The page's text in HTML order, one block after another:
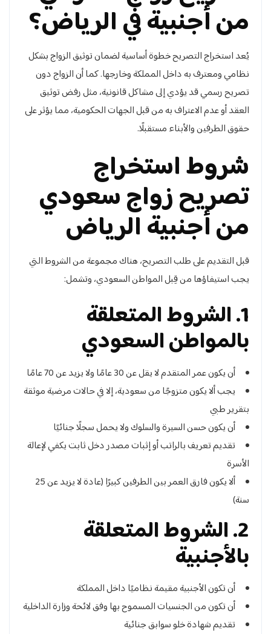
من أجنبية في الرياض؟
يُعد استخراج التصريح خطوة أساسية لضمان توثيق الزواج بشكل
نظامي ومعترف به داخل المملكة وخارجها. كما أن الزواج دون
تصريح رسمي قد يؤدي إلى مشاكل قانونية، مثل رفض توثيق
العقد أو عدم الاعتراف به من قبل الجهات الحكومية، مما يؤثر على
حقوق الطرفين والأبناء مستقبلًا.
شروط استخراج
تصريح زواج سعودي
من أجنبية الرياض
قبل التقديم على طلب التصريح، هناك مجموعة من الشروط التي
يجب استيفاؤها من قِبل المواطن السعودي، وتشمل:
1. الشروط المتعلقة
بالمواطن السعودي
أن يكون عمر المتقدم لا يقل عن 30 عامًا ولا يزيد عن 70 عامًا
يجب ألا يكون متزوجًا من سعودية، إلا في حالات مرضية موثقة
بتقرير طبي
أن يكون حسن السيرة والسلوك ولا يحمل سجلًا جنائيًا
تقديم تعريف بالراتب أو إثبات مصدر دخل ثابت يكفي لإعالة
الأسرة
ألا يكون فارق العمر بين الطرفين كبيرًا (عادة لا يزيد عن 25
سنة)
2. الشروط المتعلقة
بالأجنبية
أن تكون الأجنبية مقيمة نظاميًا داخل المملكة
أن تكون من الجنسيات المسموح بها وفق لائحة وزارة الداخلية
تقديم شهادة خلو سوابق جنائية